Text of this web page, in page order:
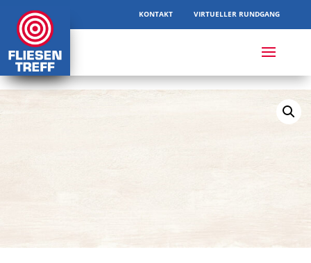
KONTAKT VIRTUELLER RUNDGANG